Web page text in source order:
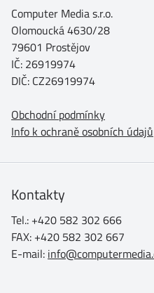
Computer Media s.r.o.
Olomoucká 4630/28
79601 Prostějov
IČ: 26919974
DIČ: CZ26919974
Obchodní podmínky
Info k ochraně osobních údajů
Kontakty
Tel.: +420 582 302 666
FAX: +420 582 302 667
E-mail: